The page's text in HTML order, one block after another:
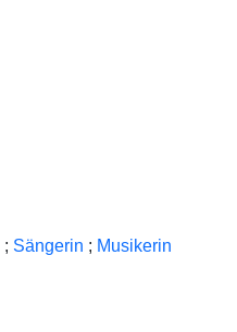
; Sängerin ; Musikerin